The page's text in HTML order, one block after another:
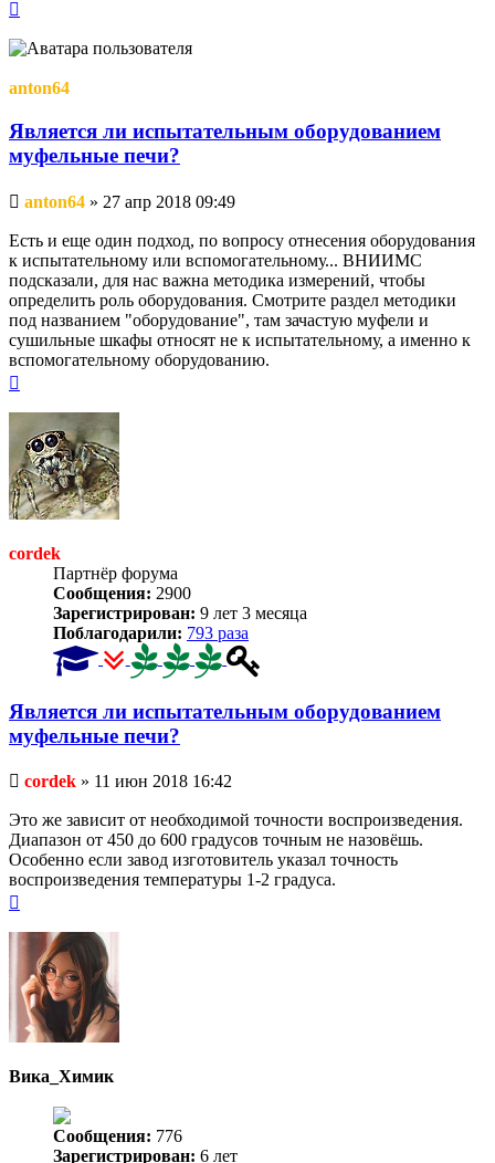
началу
anton64
Является ли испытательным оборудованием
муфельные печи?
Непрочитанное
anton64 » 27 апр 2018 09:49
Есть и еще один подход, по вопросу отнесения оборудования
к испытательному или вспомогательному... ВНИИМС
подсказали, для нас важна методика измерений, чтобы
определить роль оборудования. Смотрите раздел методики
под названием "оборудование", там зачастую муфели и
сушильные шкафы относят не к испытательному, а именно к
вспомогательному оборудованию.
началу
cordek
Партнёр форума
Сообщения: 2900
Зарегистрирован: 9 лет 3 месяца
Поблагодарили: 793 раза
Является ли испытательным оборудованием
муфельные печи?
Непрочитанное
cordek » 11 июн 2018 16:42
Это же зависит от необходимой точности воспроизведения.
Диапазон от 450 до 600 градусов точным не назовёшь.
Особенно если завод изготовитель указал точность
воспроизведения температуры 1-2 градуса.
началу
Вика_Химик
Сообщения: 776
Зарегистрирован: 6 лет